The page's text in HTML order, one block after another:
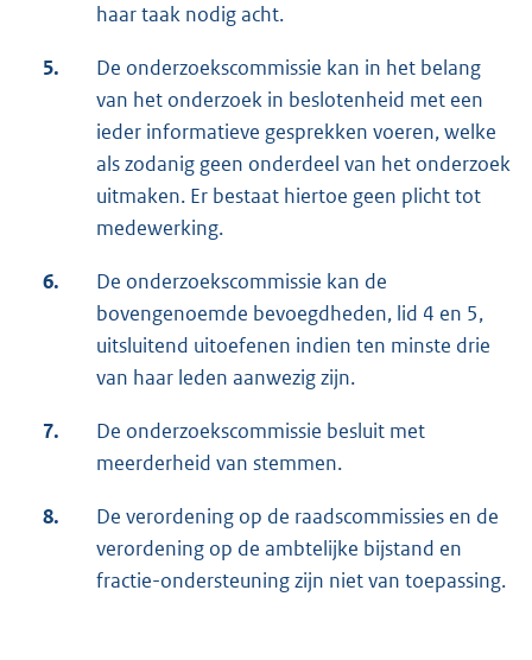
haar taak nodig acht.
5.
De onderzoekscommissie kan in het belang
van het onderzoek in beslotenheid met een
ieder informatieve gesprekken voeren, welke
als zodanig geen onderdeel van het onderzoek
uitmaken. Er bestaat hiertoe geen plicht tot
medewerking.
6.
De onderzoekscommissie kan de
bovengenoemde bevoegdheden, lid 4 en 5,
uitsluitend uitoefenen indien ten minste drie
van haar leden aanwezig zijn.
7.
De onderzoekscommissie besluit met
meerderheid van stemmen.
8.
De verordening op de raadscommissies en de
verordening op de ambtelijke bijstand en
fractie-ondersteuning zijn niet van toepassing.